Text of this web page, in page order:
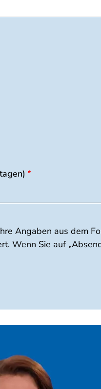
Angaben aus dem
Wenn Sie auf